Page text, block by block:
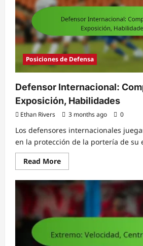
Entrada,
Posiciones de Defensa
Defensor Internacional:
Exposición, Habilidades
Ethan Rivers 3 months ago 0
Los defensores internacionales
en la protección de la portería de su
Read MoreRead
more
Defensor
Internacional:
Competencia,
Exposición,
Habilidades